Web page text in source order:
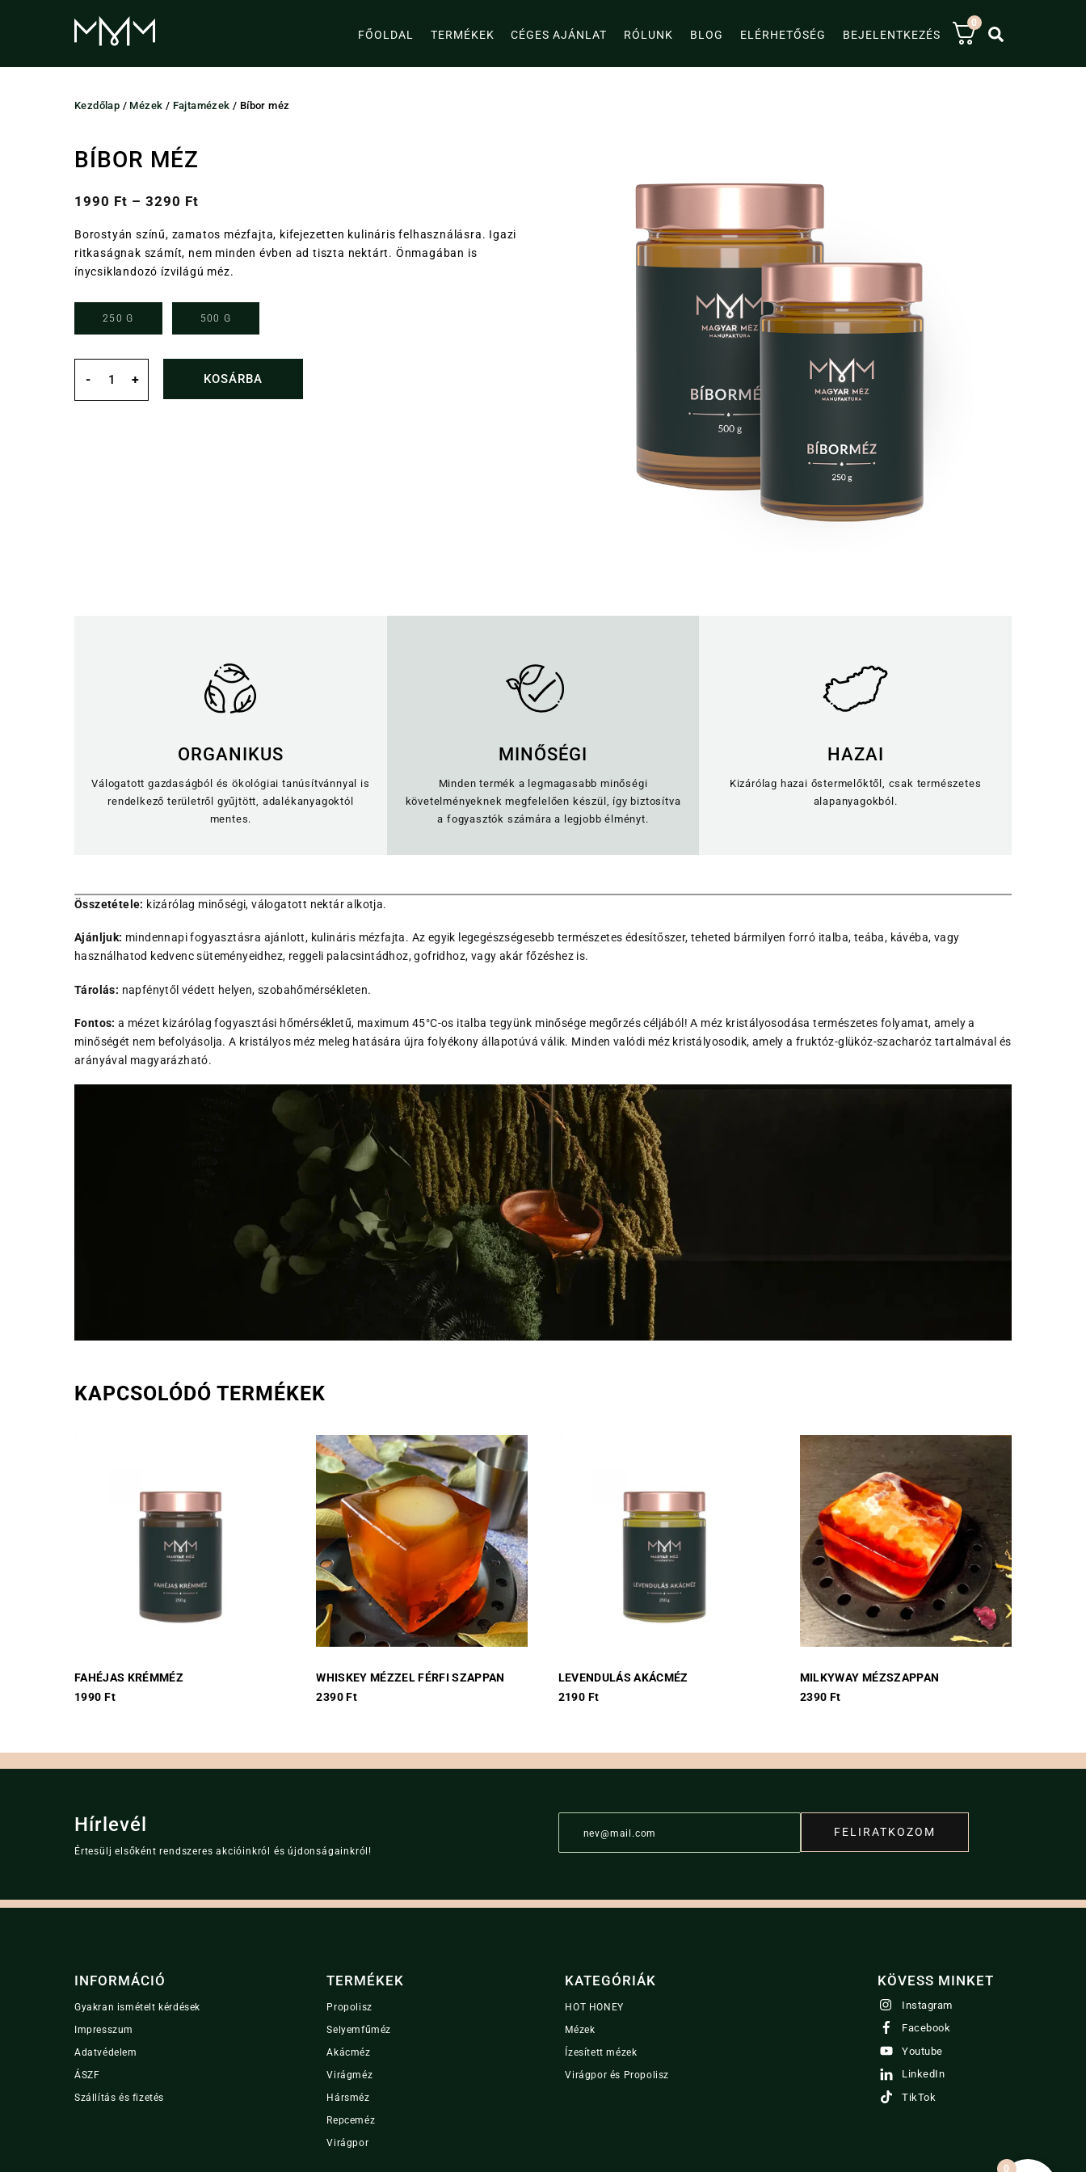
FŐOLDAL TERMÉKEK CÉGES AJÁNLAT RÓLUNK BLOG ELÉRHETŐSÉG BEJELENTKEZÉS
0
Kezdőlap / Mézek / Fajtamézek / Bíbor méz
BÍBOR MÉZ
1990 Ft – 3290 Ft
Borostyán színű, zamatos mézfajta, kifejezetten kulináris felhasználásra. Igazi
ritkaságnak számít, nem minden évben ad tiszta nektárt. Önmagában is
ínycsiklandozó ízvilágú méz.
250 G 500 G
- méz
mennyiség
+ KOSÁRBA
ORGANIKUS
Válogatott gazdaságból és ökológiai tanúsítvánnyal is
rendelkező területről gyűjtött, adalékanyagoktól
mentes.
MINŐSÉGI
Minden termék a legmagasabb minőségi
követelményeknek megfelelően készül, így biztosítva
a fogyasztók számára a legjobb élményt.
HAZAI
Kizárólag hazai őstermelőktől, csak természetes
alapanyagokból.
Összetétele: kizárólag minőségi, válogatott nektár alkotja.
Ajánljuk: mindennapi fogyasztásra ajánlott, kulináris mézfajta. Az egyik legegészségesebb természetes édesítőszer, teheted bármilyen forró italba, teába, kávéba, vagy
használhatod kedvenc süteményeidhez, reggeli palacsintádhoz, gofridhoz, vagy akár főzéshez is.
Tárolás: napfénytől védett helyen, szobahőmérsékleten.
Fontos: a mézet kizárólag fogyasztási hőmérsékletű, maximum 45°C-os italba tegyünk minősége megőrzés céljából! A méz kristályosodása természetes folyamat, amely a
minőségét nem befolyásolja. A kristályos méz meleg hatására újra folyékony állapotúvá válik. Minden valódi méz kristályosodik, amely a fruktóz-glükóz-szacharóz tartalmával és
arányával magyarázható.
KAPCSOLÓDÓ TERMÉKEK
FAHÉJAS KRÉMMÉZ
1990Ft
WHISKEY MÉZZEL FÉRFI SZAPPAN
2390Ft
LEVENDULÁS AKÁCMÉZ
2190 Ft
MILKYWAY MÉZSZAPPAN
2390 Ft
Hírlevél
Értesülj elsőként rendszeres akcióinkról és újdonságainkról!
a
*
FELIRATKOZOM
INFORMÁCIÓ
Gyakran ismételt kérdések
Impresszum
Adatvédelem
ÁSZF
Szállítás és fizetés
TERMÉKEK
Propolisz
Selyemfűméz
Akácméz
Virágméz
Hársméz
Repceméz
Virágpor
KATEGÓRIÁK
HOT HONEY
Mézek
Ízesített mézek
Virágpor és Propolisz
KÖVESS MINKET
Instagram
Facebook
Youtube
LinkedIn
TikTok
0